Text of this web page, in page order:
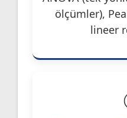
ölçümler),
lineer